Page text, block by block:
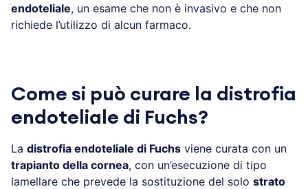
endoteliale, un esame che non è invasivo e che non
richiede l’utilizzo di alcun farmaco.
Come si può curare la distrofia
endoteliale di Fuchs?
La distrofia endoteliale di Fuchs viene curata con un
trapianto della cornea, con un’esecuzione di tipo
lamellare che prevede la sostituzione del solo strato